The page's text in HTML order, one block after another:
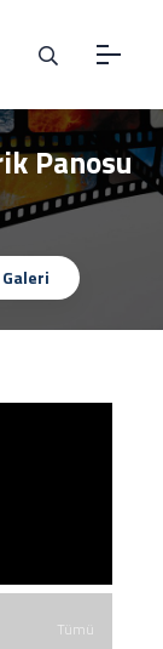
Panosu
Tümü